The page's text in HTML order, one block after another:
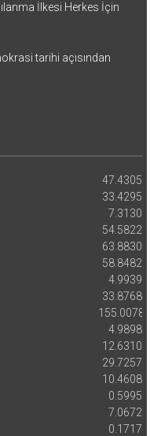
İlkesi Herkes İçin
tarihi açısından
47.4305
33.4295
7.3130
54.5822
63.8830
58.8482
4.9939
33.8768
155.0078
4.9898
12.6310
29.7257
10.4608
0.5995
7.0672
0.1717